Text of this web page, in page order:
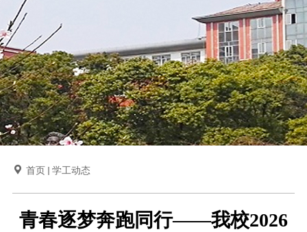
 首页 学工动态
青春逐梦奔跑同行——我校2026